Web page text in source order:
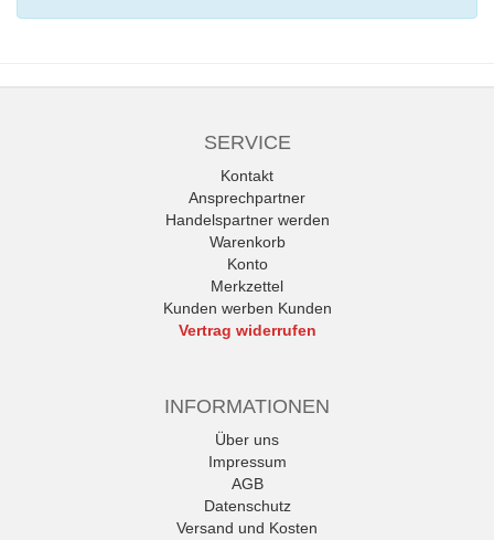
SERVICE
Kontakt
Ansprechpartner
Handelspartner werden
Warenkorb
Konto
Merkzettel
Kunden werben Kunden
Vertrag widerrufen
INFORMATIONEN
Über uns
Impressum
AGB
Datenschutz
Versand und Kosten